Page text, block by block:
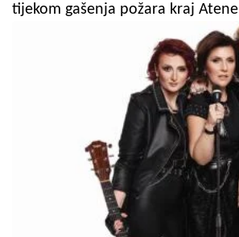
tijekom gašenja požara kraj Atene